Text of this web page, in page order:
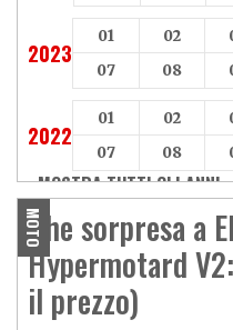
2023
01 02
07
08
2022
01 02
07
08
MOSTRA TUTTI GLI ANNI »
MOTO
Che sorpresa a
Hypermotard
il prezzo)